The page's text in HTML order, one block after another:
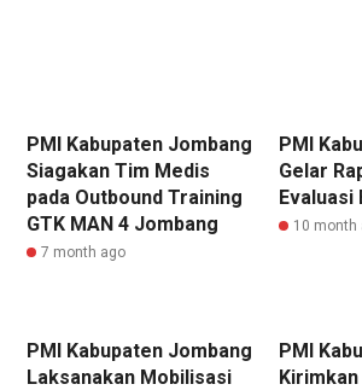
PMI Kabupaten Jombang
Siagakan Tim Medis
pada Outbound Training
GTK MAN 4 Jombang
7 month ago
PMI
Gelar
Evaluasi
10 month
PMI Kabupaten Jombang
Laksanakan Mobilisasi
PMI